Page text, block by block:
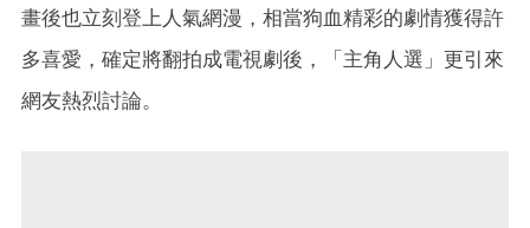
畫後也立刻登上人氣網漫，相當狗血精彩的劇情獲得許
多喜愛，確定將翻拍成電視劇後，「主角人選」更引來
網友熱烈討論。